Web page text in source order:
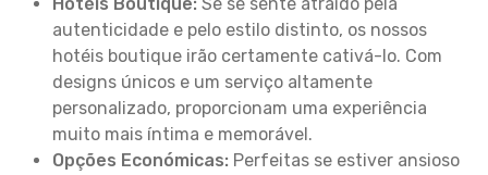
autenticidade e pelo estilo distinto, os nossos
hotéis boutique irão certamente cativá-lo. Com
designs únicos e um serviço altamente
personalizado, proporcionam uma experiência
muito mais íntima e memorável.
Opções Económicas: Perfeitas se estiver ansioso